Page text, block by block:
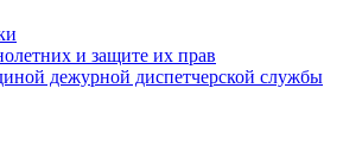
и защите их прав
дежурной диспетчерской службы